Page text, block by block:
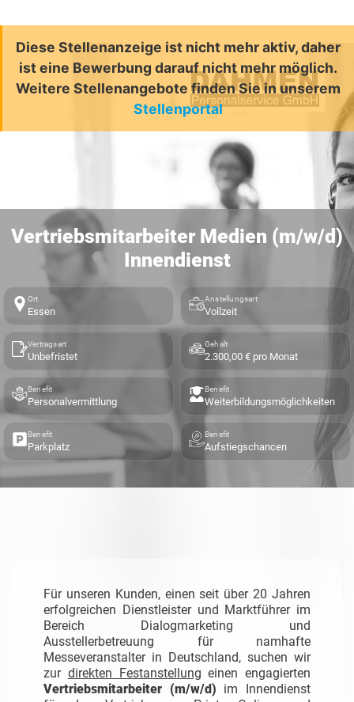
Diese Stellenanzeige ist nicht mehr aktiv, daher
ist eine Bewerbung darauf nicht mehr möglich.
Weitere Stellenangebote finden Sie in unserem
Stellenportal
Vertriebsmitarbeiter Medien (m/w/d)
Innendienst
Ort
Essen
Anstellungsart
Vollzeit
Vertragsart
Unbefristet
Gehalt
2.300,00 € pro Monat
Benefit
Personalvermittlung
Benefit
Weiterbildungsmöglichkeiten
Benefit
Parkplatz
Benefit
Aufstiegschancen
Für unseren Kunden, einen seit über 20 Jahren
erfolgreichen Dienstleister und Marktführer im
Bereich Dialogmarketing und
Ausstellerbetreuung für namhafte
Messeveranstalter in Deutschland, suchen wir
zur direkten Festanstellung einen engagierten
Vertriebsmitarbeiter (m/w/d) im Innendienst